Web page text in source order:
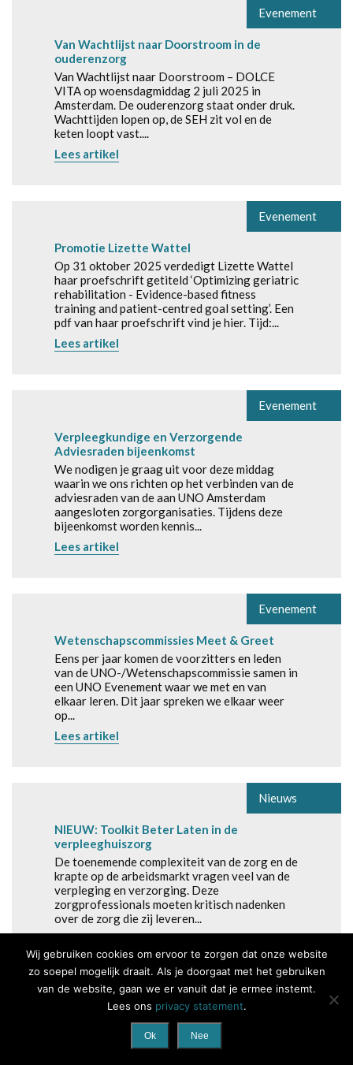
Evenement
Van Wachtlijst naar Doorstroom in de
ouderenzorg
Van Wachtlijst naar Doorstroom – DOLCE
VITA op woensdagmiddag 2 juli 2025 in
Amsterdam. De ouderenzorg staat onder druk.
Wachttijden lopen op, de SEH zit vol en de
keten loopt vast....
Lees artikel
Evenement
Promotie Lizette Wattel
Op 31 oktober 2025 verdedigt Lizette Wattel
haar proefschrift getiteld ‘Optimizing geriatric
rehabilitation - Evidence-based fitness
training and patient-centred goal setting’. Een
pdf van haar proefschrift vind je hier. Tijd:...
Lees artikel
Evenement
Verpleegkundige en Verzorgende
Adviesraden bijeenkomst
We nodigen je graag uit voor deze middag
waarin we ons richten op het verbinden van de
adviesraden van de aan UNO Amsterdam
aangesloten zorgorganisaties. Tijdens deze
bijeenkomst worden kennis...
Lees artikel
Evenement
Wetenschapscommissies Meet & Greet
Eens per jaar komen de voorzitters en leden
van de UNO-/Wetenschapscommissie samen in
een UNO Evenement waar we met en van
elkaar leren. Dit jaar spreken we elkaar weer
op...
Lees artikel
Nieuws
NIEUW: Toolkit Beter Laten in de
verpleeghuiszorg
De toenemende complexiteit van de zorg en de
krapte op de arbeidsmarkt vragen veel van de
verpleging en verzorging. Deze
zorgprofessionals moeten kritisch nadenken
over de zorg die zij leveren...
Inspiratiebijeenkomst Toekomstbestendige
Wijkverpleging
Wij gebruiken cookies om ervoor te zorgen dat onze website
zo soepel mogelijk draait. Als je doorgaat met het gebruiken
van de website, gaan we er vanuit dat je ermee instemt.
Lees ons privacy statement.
Ok Nee